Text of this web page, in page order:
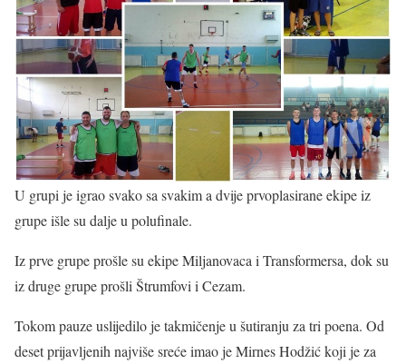
U grupi je igrao svako sa svakim a dvije prvoplasirane ekipe iz
grupe išle su dalje u polufinale.
Iz prve grupe prošle su ekipe Miljanovaca i Transformersa, dok su
iz druge grupe prošli Štrumfovi i Cezam.
Tokom pauze uslijedilo je takmičenje u šutiranju za tri poena. Od
deset prijavljenih najviše sreće imao je Mirnes Hodžić koji je za